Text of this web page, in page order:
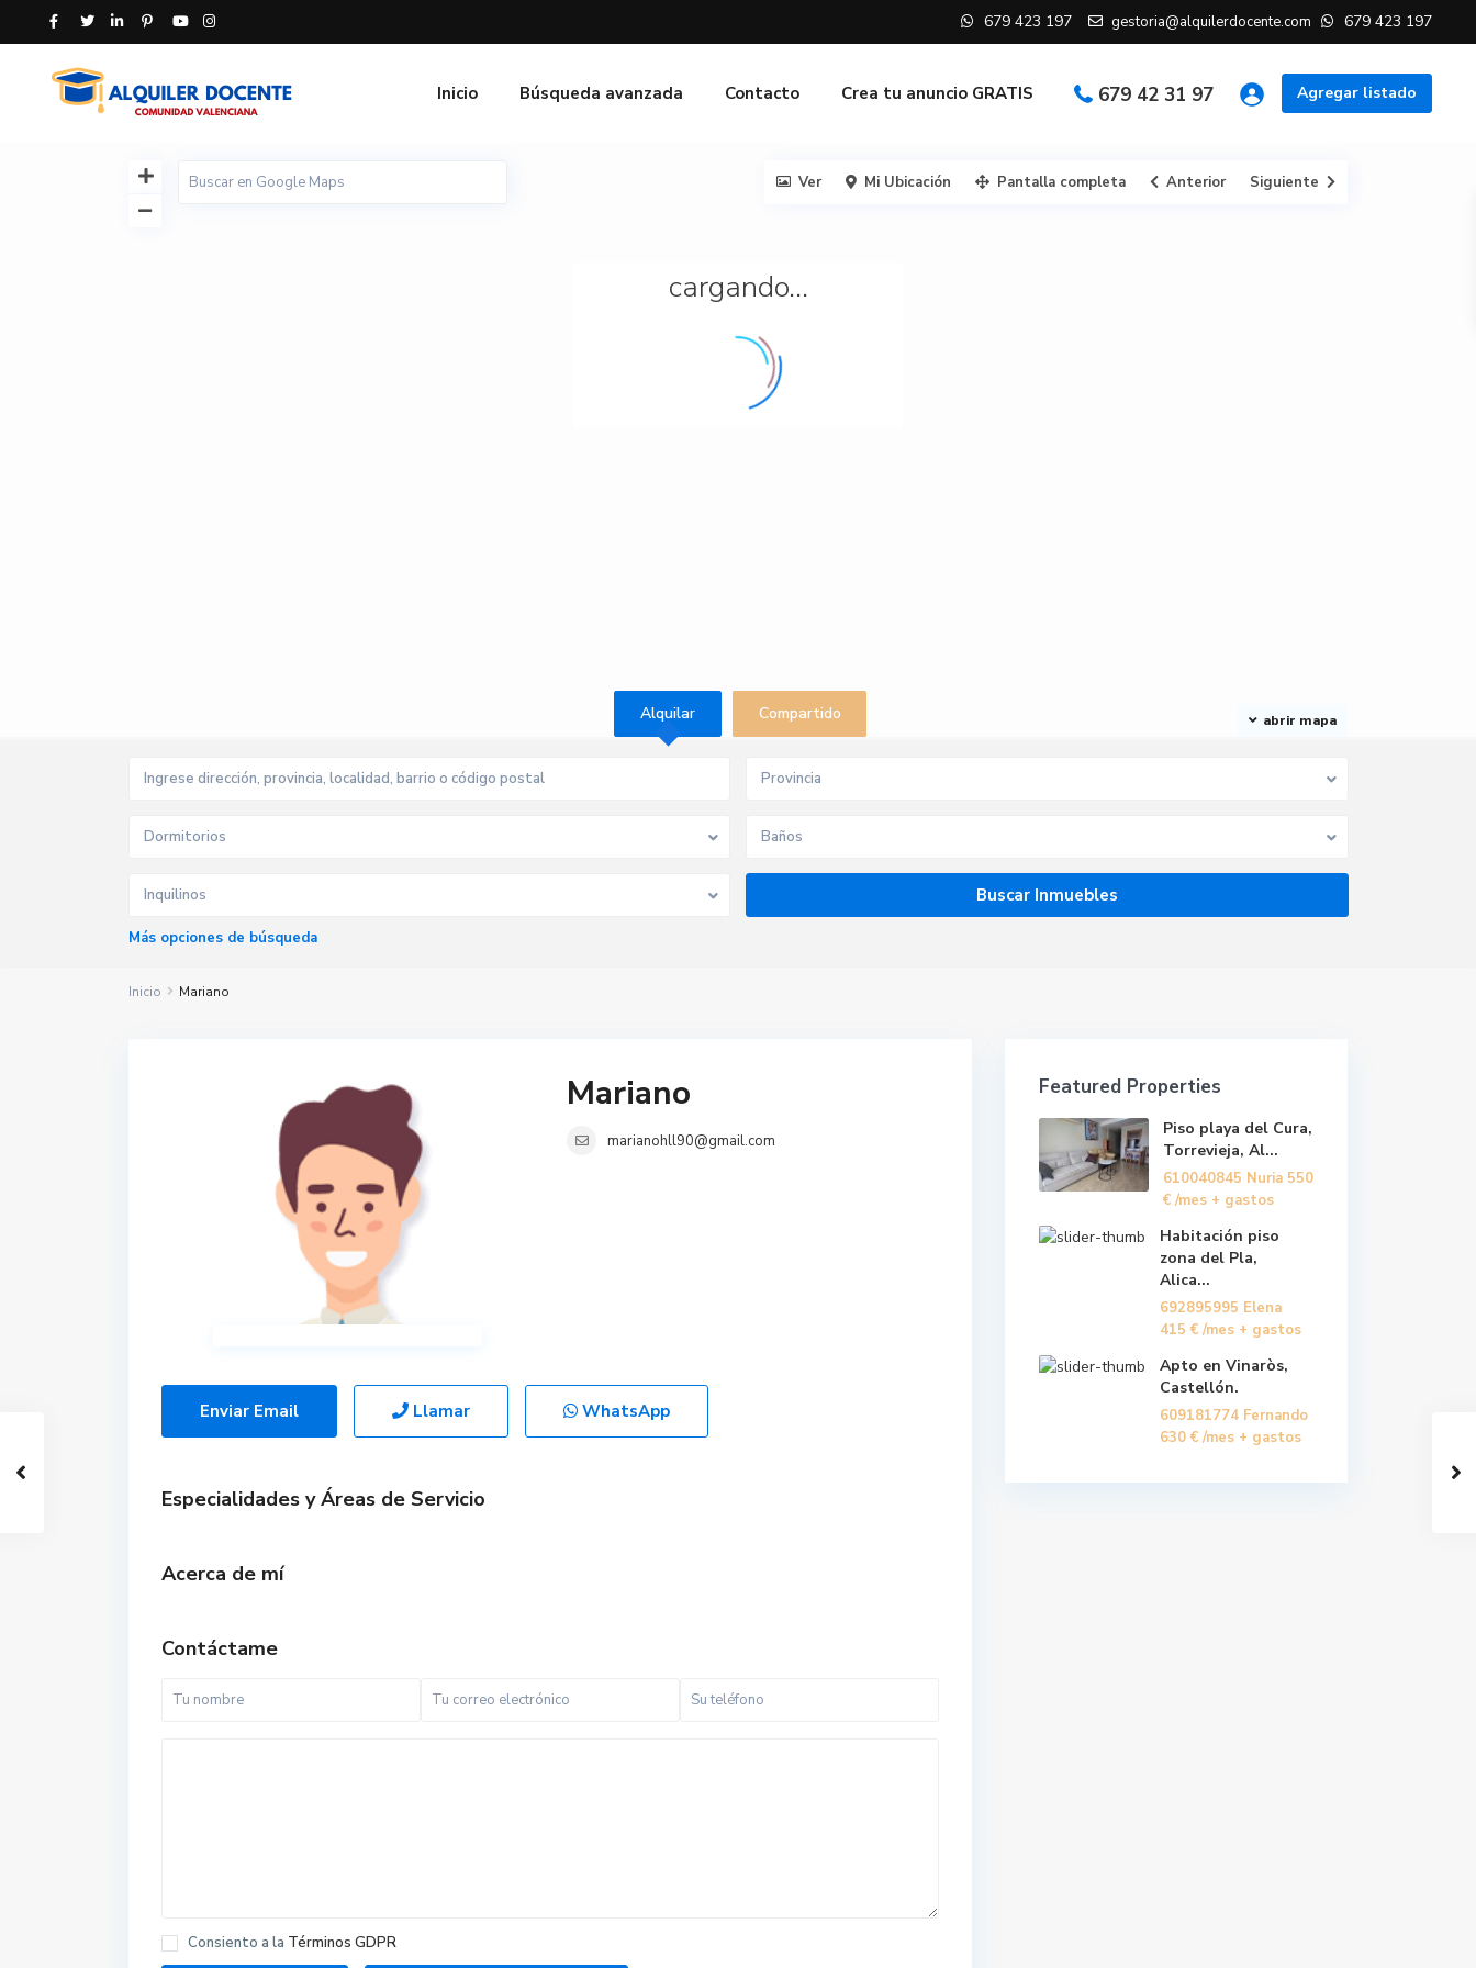
679 423 197 gestoria@alquilerdocente.com 679 423 197
Agregar listado
679 42 31 97
Inicio Búsqueda avanzada Contacto Crea tu anuncio GRATIS
cargando...
abrir mapa
Ver Mi Ubicación Pantalla completa Anterior Siguiente
Alquilar Compartido
Provincia
Dormitorios Baños
Inquilinos
Más opciones de búsqueda
Inicio Mariano
Mariano
marianohll90@gmail.com
Enviar Email Llamar WhatsApp
Especialidades y Áreas de Servicio
Acerca de mí
Contáctame
Consiento a la Términos GDPR
Featured Properties
Piso playa del Cura,
Torrevieja, Al...
610040845 Nuria 550
€ /mes + gastos
Habitación piso
zona del Pla,
Alica...
692895995 Elena
415 € /mes + gastos
Apto en Vinaròs,
Castellón.
609181774 Fernando
630 € /mes + gastos